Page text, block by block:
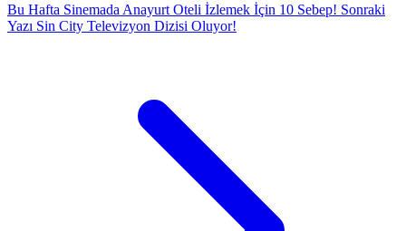
Bu Hafta Sinemada Anayurt Oteli İzlemek İçin 10 Sebep! Sonraki
Yazı Sin City Televizyon Dizisi Oluyor!